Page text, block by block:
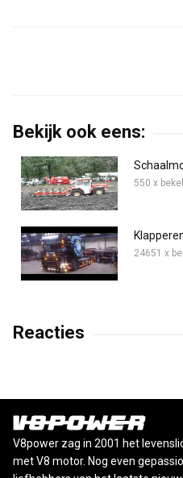
Bekijk ook eens:
550 x
24651 x
Reacties
V8power zag in 2001 het
met V8 motor. Nog even